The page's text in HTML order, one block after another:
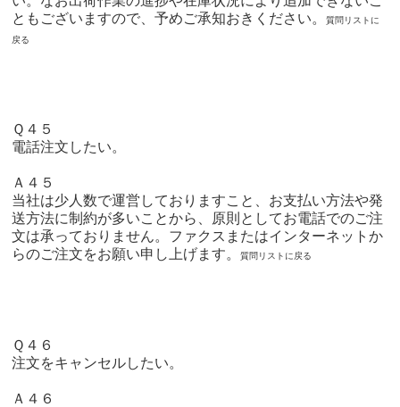
ともございますので、予めご承知おきください。質問リストに
戻る
Ｑ４５
電話注文したい。
Ａ４５
当社は少人数で運営しておりますこと、お支払い方法や発
送方法に制約が多いことから、原則としてお電話でのご注
文は承っておりません。ファクスまたはインターネットか
らのご注文をお願い申し上げます。質問リストに戻る
Ｑ４６
注文をキャンセルしたい。
Ａ４６